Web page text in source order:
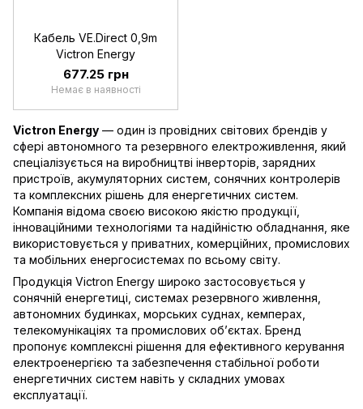
Кабель VE.Direct 0,9m
Victron Energy
677.25 грн
Немає в наявності
Victron Energy — один із провідних світових брендів у
сфері автономного та резервного електроживлення, який
спеціалізується на виробництві інверторів, зарядних
пристроїв, акумуляторних систем, сонячних контролерів
та комплексних рішень для енергетичних систем.
Компанія відома своєю високою якістю продукції,
інноваційними технологіями та надійністю обладнання, яке
використовується у приватних, комерційних, промислових
та мобільних енергосистемах по всьому світу.
Продукція Victron Energy широко застосовується у
сонячній енергетиці, системах резервного живлення,
автономних будинках, морських суднах, кемперах,
телекомунікаціях та промислових об’єктах. Бренд
пропонує комплексні рішення для ефективного керування
електроенергією та забезпечення стабільної роботи
енергетичних систем навіть у складних умовах
експлуатації.